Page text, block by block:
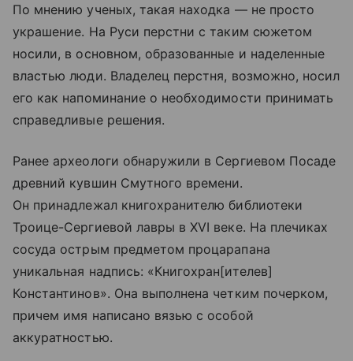
По мнению ученых, такая находка — не просто
украшение. На Руси перстни с таким сюжетом
носили, в основном, образованные и наделенные
властью люди. Владелец перстня, возможно, носил
его как напоминание о необходимости принимать
справедливые решения.
Ранее археологи обнаружили в Сергиевом Посаде
древний кувшин Смутного времени.
Он принадлежал книгохранителю библиотеки
Троице-Сергиевой лавры в XVI веке. На плечиках
сосуда острым предметом процарапана
уникальная надпись: «Книгохран[ителев]
Константинов». Она выполнена четким почерком,
причем имя написано вязью с особой
аккуратностью.